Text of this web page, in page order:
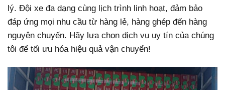
lý. Đội xe đa dạng cùng lịch trình linh hoạt, đảm bảo
đáp ứng mọi nhu cầu từ hàng lẻ, hàng ghép đến hàng
nguyên chuyến. Hãy lựa chọn dịch vụ uy tín của chúng
tôi để tối ưu hóa hiệu quả vận chuyển!